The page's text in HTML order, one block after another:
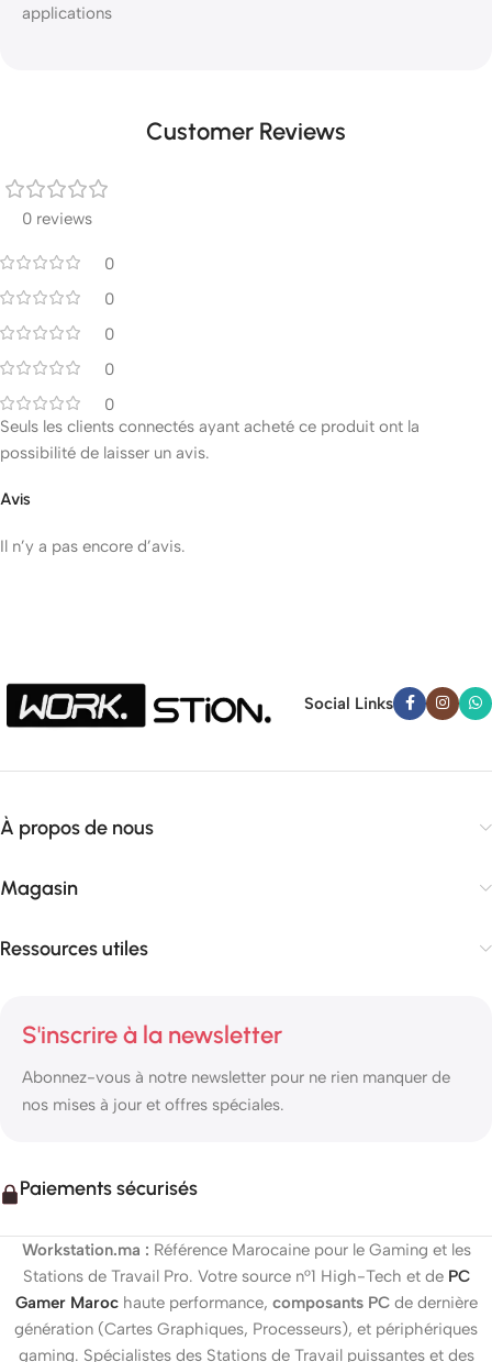
applications
Customer Reviews
0 reviews
0
0
0
0
0
Avis
Il n’y a pas encore d’avis.
Seuls les clients connectés ayant acheté ce produit ont la
possibilité de laisser un avis.
Social Links
À propos de nous
Magasin
Ressources utiles
S'inscrire à la newsletter
Abonnez-vous à notre newsletter pour ne rien manquer de
nos mises à jour et offres spéciales.
Paiements sécurisés
Workstation.ma : Référence Marocaine pour le Gaming et les
Stations de Travail Pro. Votre source n°1 High-Tech et de PC
Gamer Marochaute performance, composants PCde dernière
génération (Cartes Graphiques, Processeurs), et périphériques
gaming. Spécialistes des Stations de Travail puissantes et des